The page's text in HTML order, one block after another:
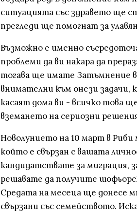
ситуацията със здравето ще
прегледи ще помогнат за
Възможно е именно
проблеми да ви накара да
тогава ще имате Затъмнение
внимателни към онези
касаят дома ви - всичко това
вземането на сериозни
Новолунието на 10 март в
който е свързан с вашата
кандидатствате за миграция,
решавате да получите
Средата на месеца ще донесе
свързани със семейството.